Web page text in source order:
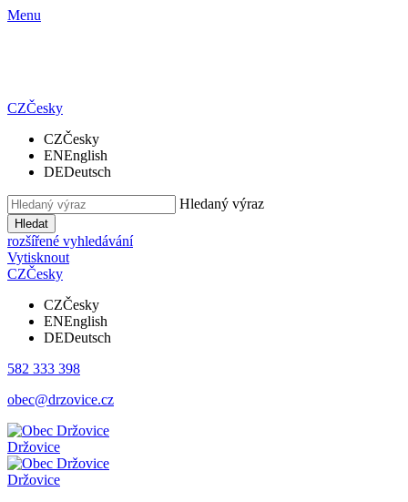
Menu
CZČesky
CZČesky
ENEnglish
DEDeutsch
Hledaný výraz
Hledat
rozšířené vyhledávání
Vytisknout
CZČesky
CZČesky
ENEnglish
DEDeutsch
582 333 398
obec@drzovice.cz
Držovice
Držovice